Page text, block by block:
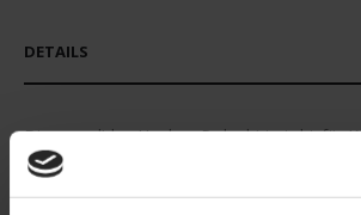
DETAILS
Dieses adidas Hockey-Poloshirt steht für
neben dem Platz. Damit eignet es sich
Betreuerstab und Spieler_innen zwischen